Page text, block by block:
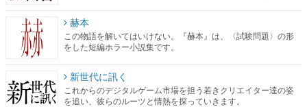
赫本
この物語を解いてはいけない。『赫本』は、〈試験問題〉の形
をした短編ホラー小説集です。
新世代に訊く
これからのデジタルゲーム市場を担う若きクリエイター達の姿
を追い、彼らのルーツと情熱を探っていきます。